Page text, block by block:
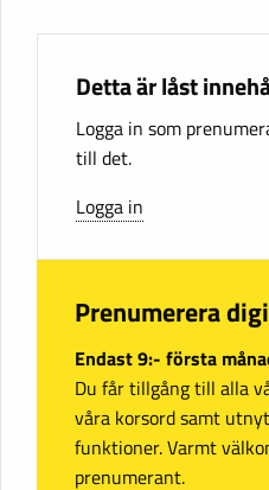
Detta är låst
Logga in som
till det.
Logga in
Prenumerera
Endast 9:- första
Du får tillgång till alla
våra korsord samt
funktioner. Varmt
prenumerant.